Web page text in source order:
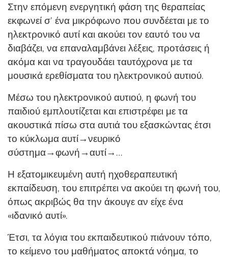
Στην επόμενη ενεργητική φάση της θεραπείας
εκφωνεί σ’ ένα μικρόφωνο που συνδέεται με το
ηλεκτρονικό αυτί και ακούει τον εαυτό του να
διαβάζει, να επαναλαμβάνει λέξεις, προτάσεις ή
ακόμα και να τραγουδάει ταυτόχρονα με τα
μουσικά ερεθίσματα του ηλεκτρονικού αυτιού.
Μέσω του ηλεκτρονικού αυτιού, η φωνή του
παιδιού εμπλουτίζεται και επιστρέφει με τα
ακουστικά πίσω στα αυτιά του εξασκώντας έτσι
το κύκλωμα αυτί→νευρικό
σύστημα→φωνή→αυτί→…
Η εξατομικευμένη αυτή ηχοθεραπευτική
εκπαίδευση, του επιτρέπει να ακούει τη φωνή του,
όπως ακριβώς θα την άκουγε αν είχε ένα
«ιδανικό αυτί».
Έτσι, τα λόγια του εκπαιδευτικού πιάνουν τόπο,
το κείμενο του μαθήματος αποκτά νόημα, το